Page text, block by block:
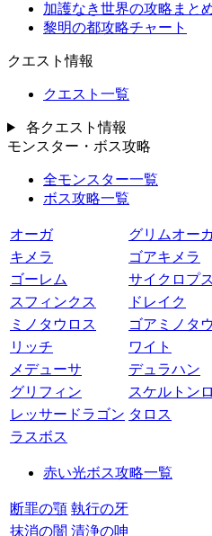
加護なき世界の攻略まと
黎明の都攻略チャート
クエスト情報
クエスト一覧
各クエスト情報
モンスター・ボス攻略
全モンスター一覧
ボス攻略一覧
オーガ
グリムオー
キメラ
ゴアキメラ
ゴーレム
サイクロプス
スフィンクス
ドレイク
ミノタウロス
ゴアミノタ
リッチ
ワイト
メデューサ
デュラハン
グリフィン
スケルトン
レッサードラゴン タロス
ラスボス
赤い光ボス攻略一覧
断罪の顎 執行の牙
抹消の闇 清浄の呻